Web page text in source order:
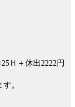
Ｈ＋休出2222円
。